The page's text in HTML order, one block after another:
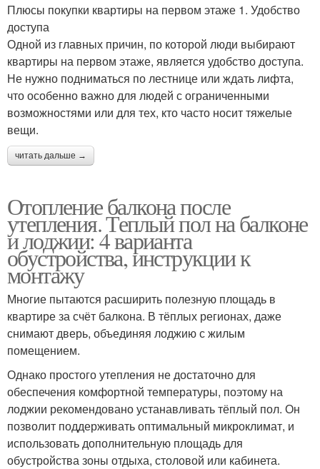
Плюсы покупки квартиры на первом этаже 1. Удобство
доступа
Одной из главных причин, по которой люди выбирают
квартиры на первом этаже, является удобство доступа.
Не нужно подниматься по лестнице или ждать лифта,
что особенно важно для людей с ограниченными
возможностями или для тех, кто часто носит тяжелые
вещи.
читать дальше →
Отопление балкона после
утепления. Теплый пол на балконе
и лоджии: 4 варианта
обустройства, инструкции к
монтажу
Многие пытаются расширить полезную площадь в
квартире за счёт балкона. В тёплых регионах, даже
снимают дверь, объединяя лоджию с жилым
помещением.
Однако простого утепления не достаточно для
обеспечения комфортной температуры, поэтому на
лоджии рекомендовано устанавливать тёплый пол. Он
позволит поддерживать оптимальный микроклимат, и
использовать дополнительную площадь для
обустройства зоны отдыха, столовой или кабинета.